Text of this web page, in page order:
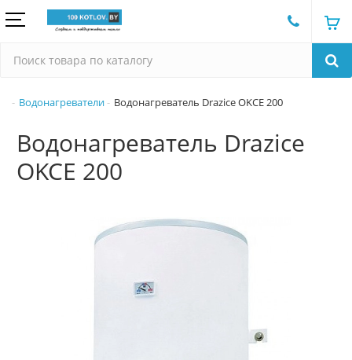
Водонагреватели Водонагреватель Drazice OKCE 200
Водонагреватель Drazice
OKCE 200